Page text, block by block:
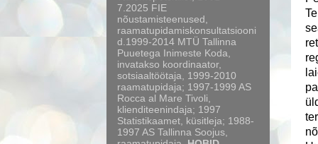
7.2025 FIE
nõustamisteenused,
raamatupidamiskonsultatsiooni
d.1999-2014 MTÜ Tallinna
Puuetega Inimeste Koda,
invatakso koordinaator,
sotsiaaltöötaja, 1999-2010
raamatupidaja; 1997-1999 AS
Rocca al Mare Tivoli,
klienditeenindaja; 1997
Statistikaamet, küsitleja; 1988-
1997 AS Tallinna Soojus,